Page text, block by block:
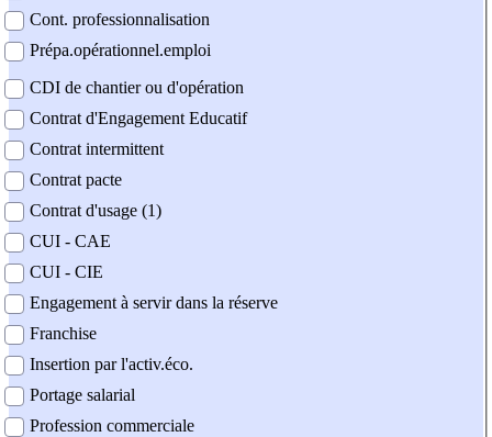
Cont. professionnalisation
Prépa.opérationnel.emploi
CDI de chantier ou d'opération
Contrat d'Engagement Educatif
Contrat intermittent
Contrat pacte
Contrat d'usage (1)
CUI - CAE
CUI - CIE
Engagement à servir dans la réserve
Franchise
Insertion par l'activ.éco.
Portage salarial
Profession commerciale